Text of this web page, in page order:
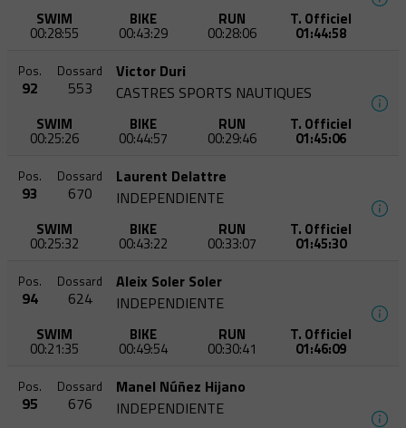
SWIM
00:28:55
BIKE
00:43:29
RUN
00:28:06
T. Officiel
01:44:58
Pos.
92
Dossard
553
Victor Duri
CASTRES SPORTS NAUTIQUES
SWIM
00:25:26
BIKE
00:44:57
RUN
00:29:46
T. Officiel
01:45:06
Pos.
93
Dossard
670
Laurent Delattre
INDEPENDIENTE
SWIM
00:25:32
BIKE
00:43:22
RUN
00:33:07
T. Officiel
01:45:30
Pos.
94
Dossard
624
Aleix Soler Soler
INDEPENDIENTE
SWIM
00:21:35
BIKE
00:49:54
RUN
00:30:41
T. Officiel
01:46:09
Pos.
95
Dossard
676
Manel Núñez Hijano
INDEPENDIENTE